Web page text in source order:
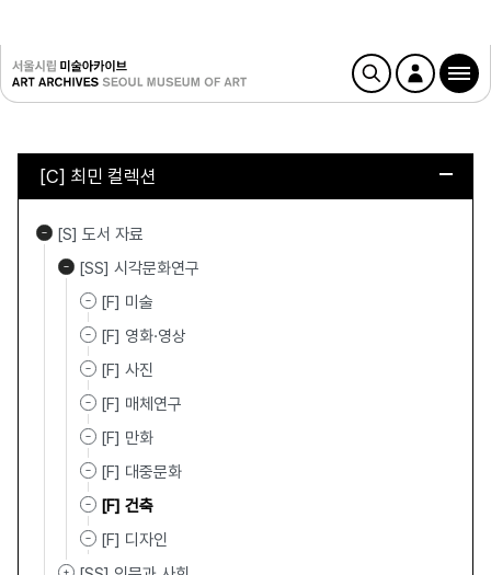
[C] 최민 컬렉션
[S] 도서 자료
[SS] 시각문화연구
[F] 미술
[F] 영화·영상
[F] 사진
[F] 매체연구
[F] 만화
[F] 대중문화
[F] 건축
[F] 디자인